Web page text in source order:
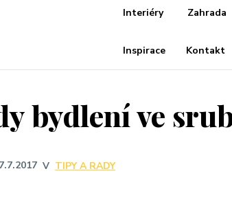
Interiéry Zahrada
Inspirace Kontakt
bydlení ve
V TIPY A RADY